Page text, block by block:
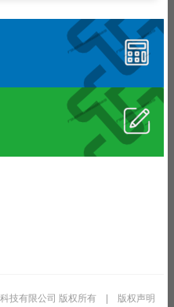
科技有限公司 版权所有 |
版权声明